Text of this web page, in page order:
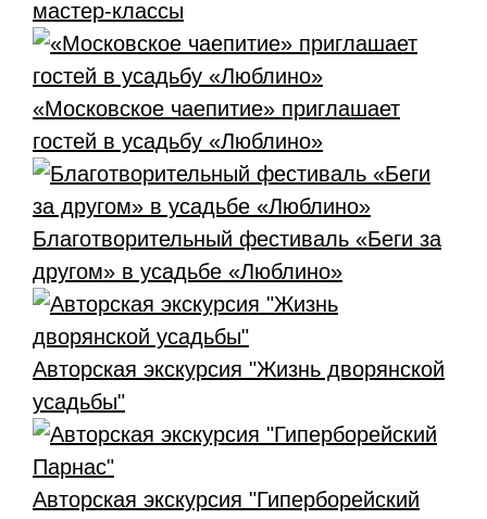
мастер-классы
«Московское чаепитие» приглашает
гостей в усадьбу «Люблино»
Благотворительный фестиваль «Беги за
другом» в усадьбе «Люблино»
Авторская экскурсия "Жизнь дворянской
усадьбы"
Авторская экскурсия "Гиперборейский